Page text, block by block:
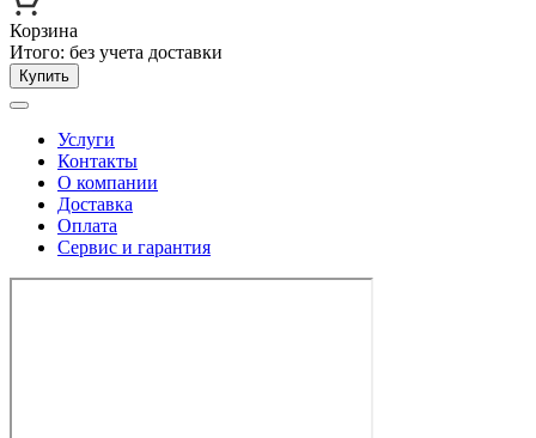
Корзина
Итого: без учета доставки
Купить
Услуги
Контакты
О компании
Доставка
Оплата
Сервис и гарантия